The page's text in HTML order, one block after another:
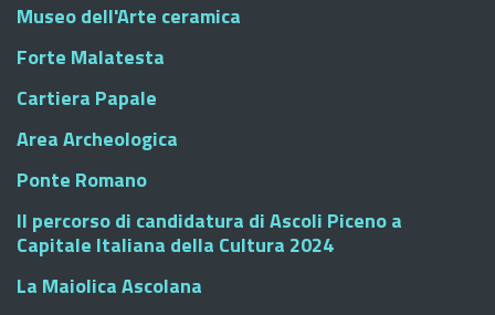
Museo dell'Arte ceramica
Forte Malatesta
Cartiera Papale
Area Archeologica
Ponte Romano
Il percorso di candidatura di Ascoli Piceno a
Capitale Italiana della Cultura 2024
La Maiolica Ascolana